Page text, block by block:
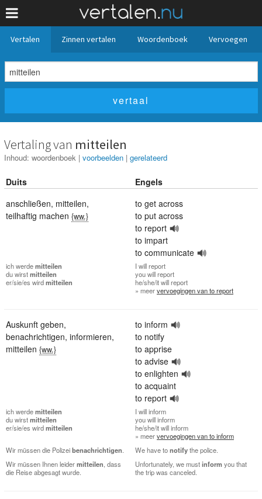
Vertalen Zinnen vertalen Woordenboek Vervoegen
Vertaling van mitteilen
Inhoud: woordenboek | voorbeelden | gerelateerd
Duits
Engels
anschließen, mitteilen,
teilhaftig machen {ww.}
to get across
to put across
to report
to impart
to communicate
ichwerdemitteilen
duwirstmitteilen
er/sie/es wirdmitteilen
I will report
youwill report
he/she/itwill report
» meervervoegingen van to report
Auskunft geben,
benachrichtigen, informieren,
mitteilen {ww.}
to inform
to notify
to apprise
to advise
to enlighten
to acquaint
to report
ichwerdemitteilen
duwirstmitteilen
er/sie/es wirdmitteilen
I will inform
youwill inform
he/she/itwill inform
» meervervoegingen van to inform
Wir müssen die Polizeibenachrichtigen We have tonotifythe police.
Wir müssen Ihnen leidermitteilen , dass
die Reise abgesagt wurde.
Unfortunately, we mustinformyou that
the trip was canceled.